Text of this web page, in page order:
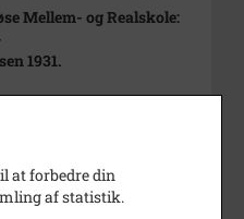
Mellem- og Realskole:
1931.
at forbedre din
af statistik.